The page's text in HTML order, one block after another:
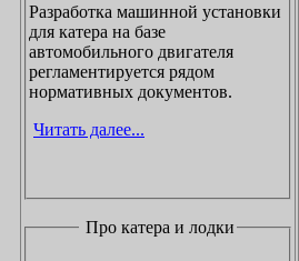
Разработка машинной установки
для катера на базе
автомобильного двигателя
регламентируется рядом
нормативных документов.
Читать далее...
Про катера и лодки